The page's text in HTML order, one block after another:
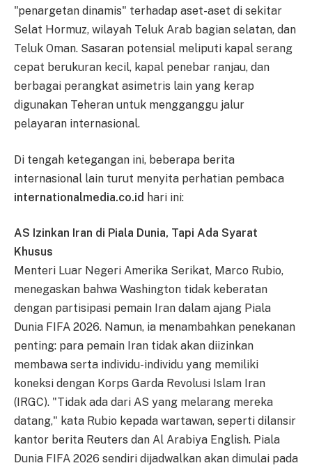
"penargetan dinamis" terhadap aset-aset di sekitar
Selat Hormuz, wilayah Teluk Arab bagian selatan, dan
Teluk Oman. Sasaran potensial meliputi kapal serang
cepat berukuran kecil, kapal penebar ranjau, dan
berbagai perangkat asimetris lain yang kerap
digunakan Teheran untuk mengganggu jalur
pelayaran internasional.
Di tengah ketegangan ini, beberapa berita
internasional lain turut menyita perhatian pembaca
internationalmedia.co.id hari ini:
AS Izinkan Iran di Piala Dunia, Tapi Ada Syarat
Khusus
Menteri Luar Negeri Amerika Serikat, Marco Rubio,
menegaskan bahwa Washington tidak keberatan
dengan partisipasi pemain Iran dalam ajang Piala
Dunia FIFA 2026. Namun, ia menambahkan penekanan
penting: para pemain Iran tidak akan diizinkan
membawa serta individu-individu yang memiliki
koneksi dengan Korps Garda Revolusi Islam Iran
(IRGC). "Tidak ada dari AS yang melarang mereka
datang," kata Rubio kepada wartawan, seperti dilansir
kantor berita Reuters dan Al Arabiya English. Piala
Dunia FIFA 2026 sendiri dijadwalkan akan dimulai pada